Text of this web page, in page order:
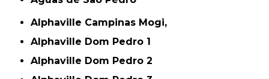
Alphaville Campinas Mogi,
Alphaville Dom Pedro 1
Alphaville Dom Pedro 2